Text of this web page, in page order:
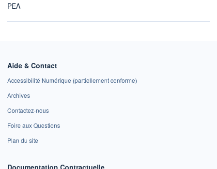
PEA
Aide & Contact
Accessibilité Numérique (partiellement conforme)
Archives
Contactez-nous
Foire aux Questions
Plan du site
Documentation Contractuelle